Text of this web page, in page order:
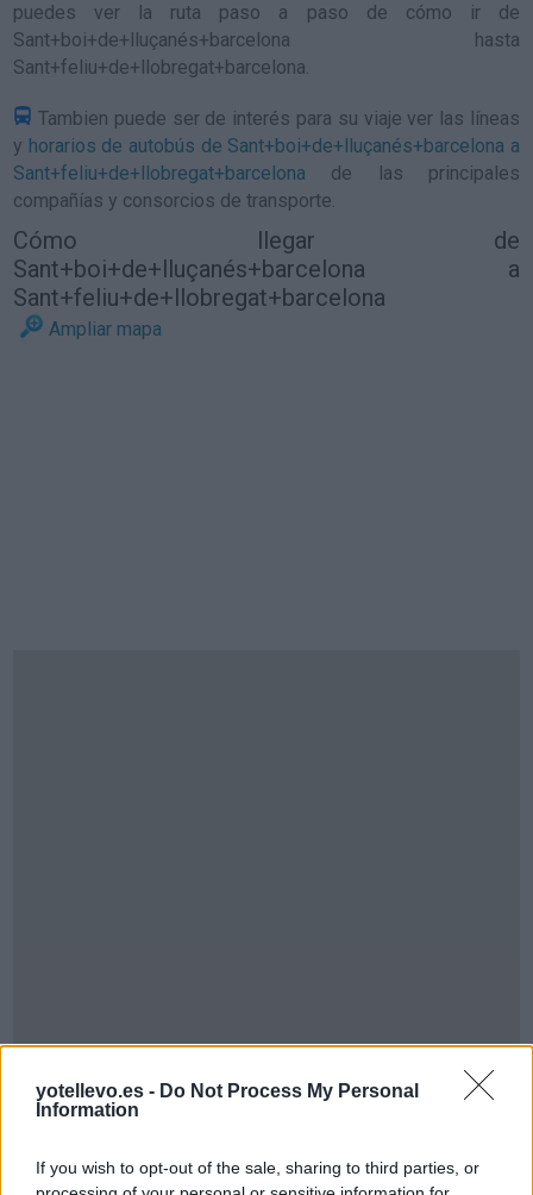
yotellevo.es - Do Not Process My Personal
Information
If you wish to opt-out of the sale, sharing to third parties, or
puedes ver la ruta paso a paso de cómo ir de
Sant+boi+de+lluçanés+barcelona hasta
Sant+feliu+de+llobregat+barcelona.
Tambien puede ser de interés para su viaje ver las líneas
y horarios de autobús de Sant+boi+de+lluçanés+barcelona a
Sant+feliu+de+llobregat+barcelona de las principales
compañías y consorcios de transporte.
Cómo llegar de
Sant+boi+de+lluçanés+barcelona a
Sant+feliu+de+llobregat+barcelona
Ampliar mapa
Cómo ir desde
Sant+feliu+de+llobregat+barcelona